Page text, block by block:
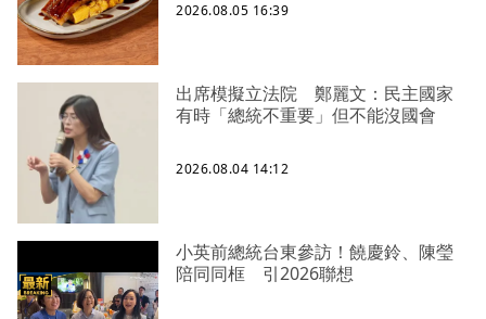
2026.08.05 16:39
出席模擬立法院 鄭麗文：民主國家
有時「總統不重要」但不能沒國會
2026.08.04 14:12
小英前總統台東參訪！饒慶鈴、陳瑩
陪同同框 引2026聯想